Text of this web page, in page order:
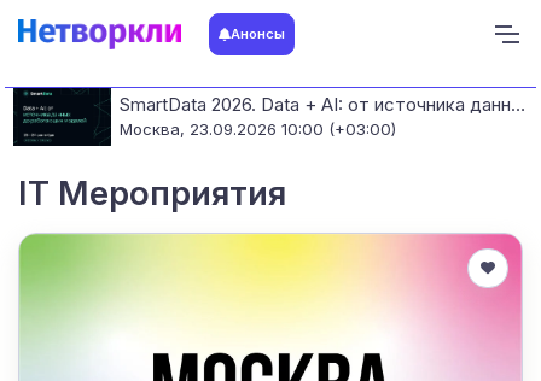
Анонсы
SmartData 2026. Data + AI: от источника данных до работающих моделей
Москва, 23.09.2026 10:00 (+03:00)
IT Мероприятия